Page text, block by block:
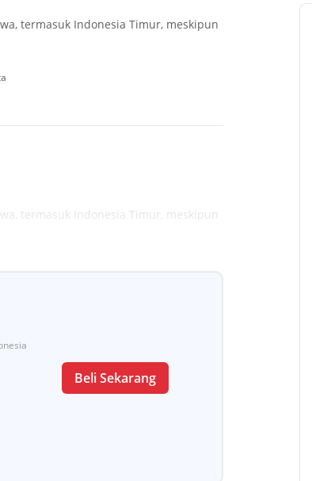
termasuk Indonesia Timur, meskipun
termasuk Indonesia Timur, meskipun
Beli Sekarang